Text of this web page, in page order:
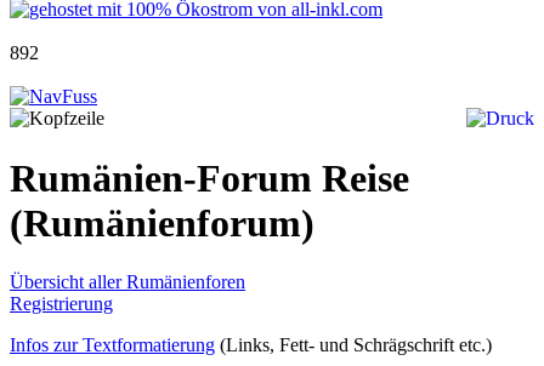
892
Rumänien-Forum Reise
(Rumänienforum)
Übersicht aller Rumänienforen
Registrierung
Infos zur Textformatierung (Links, Fett- und Schrägschrift etc.)